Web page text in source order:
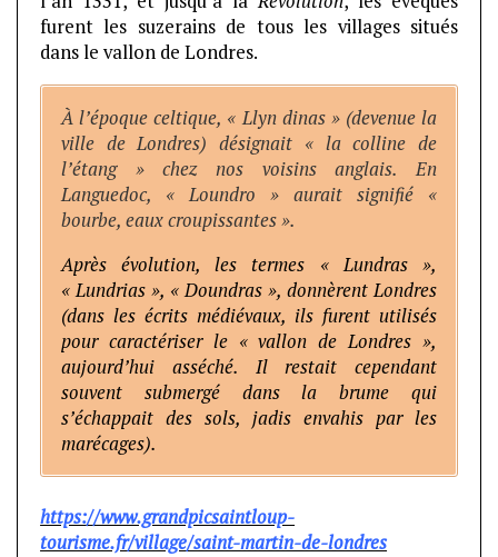
furent les suzerains de tous les villages situés
dans le vallon de Londres.
À l’époque celtique, « Llyn dinas » (devenue la
ville de Londres) désignait « la colline de
l’étang » chez nos voisins anglais. En
Languedoc, « Loundro » aurait signifié «
bourbe, eaux croupissantes ».
Après évolution, les termes « Lundras »,
« Lundrias », « Doundras », donnèrent Londres
(dans les écrits médiévaux, ils furent utilisés
pour caractériser le « vallon de Londres »,
aujourd’hui asséché. Il restait cependant
souvent submergé dans la brume qui
s’échappait des sols, jadis envahis par les
marécages).
https://www.grandpicsaintloup-
tourisme.fr/village/saint-martin-de-londres